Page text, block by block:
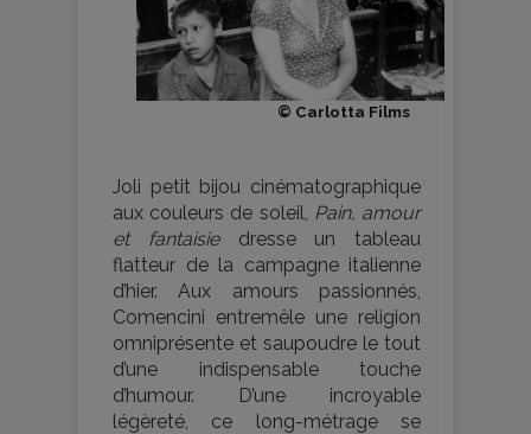
© Carlotta Films
Joli petit bijou cinématographique
aux couleurs de soleil,
Pain, amour
et fantaisiedresse un tableau
flatteur de la campagne italienne
d’hier. Aux amours passionnés,
Comencini entremêle une religion
omniprésente et saupoudre le tout
d’une indispensable touche
d’humour. D’une incroyable
légèreté, ce long-métrage se